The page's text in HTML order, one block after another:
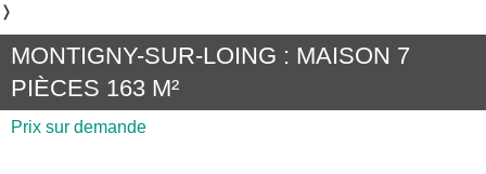
❭
MONTIGNY-SUR-LOING : MAISON 7
PIÈCES 163 M²
Prix sur demande